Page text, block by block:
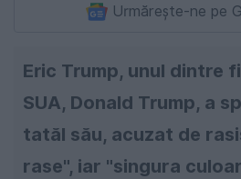
Urmărește-ne pe
Eric Trump, unul dintre
SUA, Donald Trump, a
tatăl său, acuzat de
rase", iar "singura